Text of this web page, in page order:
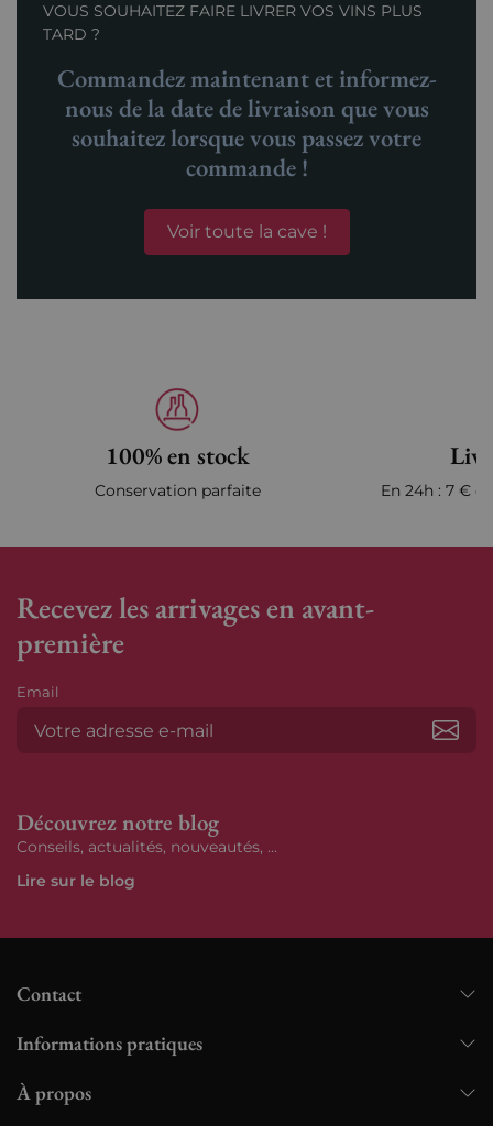
VOUS SOUHAITEZ FAIRE LIVRER VOS VINS PLUS
TARD ?
Commandez maintenant et informez-
nous de la date de livraison que vous
souhaitez lorsque vous passez votre
commande !
Voir toute la cave !
100% en stock
Conservation parfaite En 24h : 7 €
Recevez les arrivages en avant-
première
Email
Découvrez notre blog
Conseils, actualités, nouveautés, ...
Lire sur le blog
Contact
Informations pratiques
À propos